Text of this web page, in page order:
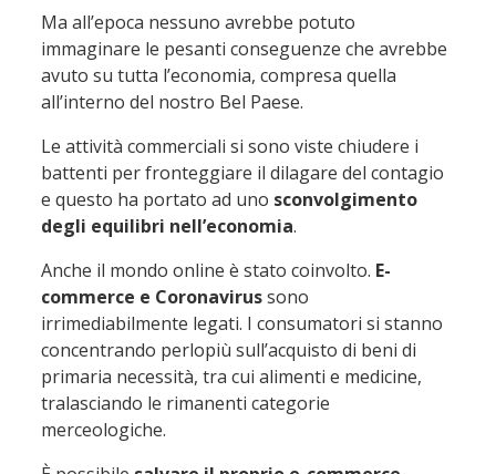
2.3 3. Dialoga con la tua clientela
2.4 4. Gestisci l’inventario
2.5 5. Incrementa il servizio clienti
2.6
6. Continua con l’advertising
Adatta il tuo e-commerce al mercato
Ma all’epoca nessuno avrebbe potuto
immaginare le pesanti conseguenze che avrebbe
avuto su tutta l’economia, compresa quella
all’interno del nostro Bel Paese.
Le attività commerciali si sono viste chiudere i
battenti per fronteggiare il dilagare del contagio
e questo ha portato ad uno sconvolgimento
degli equilibri nell’economia.
Anche il mondo online è stato coinvolto. E-
commerce e Coronavirussono
irrimediabilmente legati. I consumatori si stanno
concentrando perlopiù sull’acquisto di beni di
primaria necessità, tra cui alimenti e medicine,
tralasciando le rimanenti categorie
merceologiche.